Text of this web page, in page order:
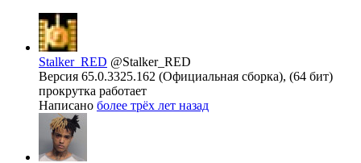
Stalker_RED @Stalker_RED
Версия 65.0.3325.162 (Официальная сборка), (64 бит)
прокрутка работает
Написано более трёх лет назад